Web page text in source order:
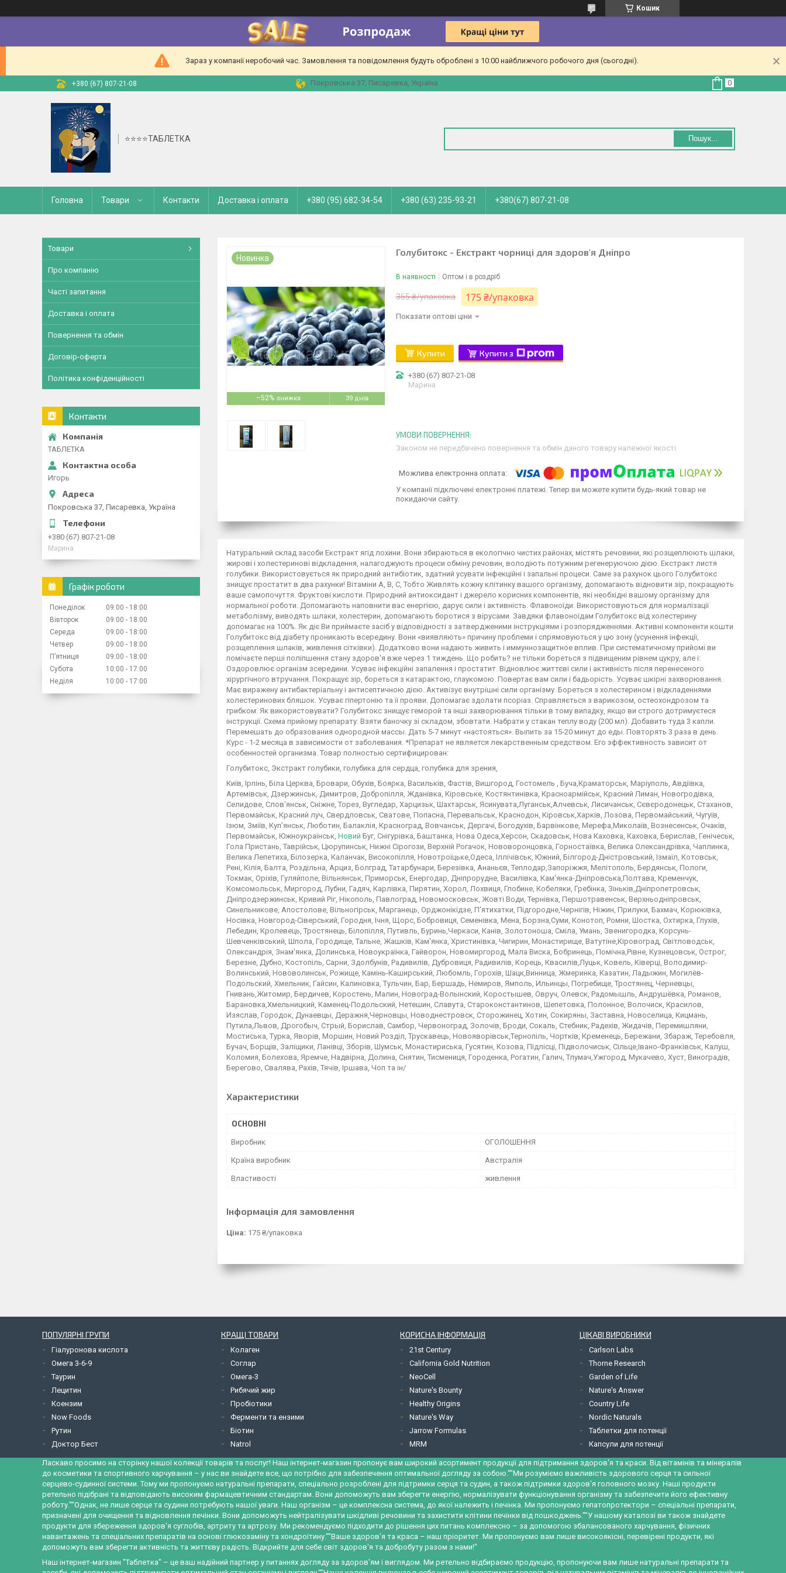
Кошик
Зараз у компанії неробочий час. Замовлення та повідомлення будуть оброблені з 10:00 найближчого робочого дня (сьогодні).
+380 (67) 807-21-08 Покровська 37, Писаревка, Україна
⭐⭐⭐⭐ТАБЛЕТКА Пошук...
Головна Товари Контакти Доставка і оплата +380 (95) 682-34-54 +380 (63) 235-93-21 +380(67) 807-21-08
–52% 39 днів
Новинка
Голубитокс - Екстракт чорниці для здоров'я Дніпро
В наявності Оптом і в роздріб
365 ₴/упаковка 175 ₴/упаковка
Показати оптові ціни
Купити Купити з
+380 (67) 807-21-08
Марина
Законом не передбачено повернення та обмін даного товару належної якості
У компанії підключені електронні платежі. Тепер ви можете купити будь-який товар не
покидаючи сайту.
Натуральний склад засоби Екстракт ягід лохини. Вони збираються в екологічно чистих районах, містять речовини, які розщеплюють шлаки,
жирові і холестеринові відкладення, налагоджують процеси обміну речовин, володіють потужним регенеруючою дією. Екстракт листя
голубики. Використовується як природний антибіотик, здатний усувати інфекційні і запальні процеси. Саме за рахунок цього Голубитокс
знищує простатит в два рахунки! Вітаміни А, В, С, Тобто Живлять кожну клітинку вашого організму, допомагають відновити зір, покращують
ваше самопочуття. Фруктові кислоти. Природний антиоксидант і джерело корисних компонентів, які необхідні вашому організму для
нормальної роботи. Допомагають наповнити вас енергією, дарує сили і активність. Флавоноїди. Використовуються для нормалізації
метаболізму, виводять шлаки, холестерин, допомагають боротися з вірусами. Завдяки флавоноїдам Голубитокс від холестерину
допомагає на 100%. Як діє Ви приймаєте засіб у відповідності з затвердженими інструкціями і розпорядженнями. Активні компоненти кошти
Голубитокс від діабету проникають всередину. Вони «виявляють» причину проблеми і спрямовуються у цю зону (усунення інфекції,
розщеплення шлаків, живлення сітківки). Додатково вони надають живить і иммуннозащитное вплив. При систематичному прийомі ви
помічаєте перші поліпшення стану здоров'я вже через 1 тиждень. Що робить? не тільки бореться з підвищеним рівнем цукру, але і:
Оздоровлює організм зсередини. Усуває інфекційні запалення і простатит. Відновлює життєві сили і активність після перенесеного
хірургічного втручання. Покращує зір, бореться з катарактою, глаукомою. Повертає вам сили і бадьорість. Усуває шкірні захворювання.
Має виражену антибактеріальну і антисептичною дією. Активізує внутрішні сили організму. Бореться з холестерином і відкладеннями
холестеринових бляшок. Усуває гіпертонію та її прояви. Допомагає здолати псоріаз. Справляється з варикозом, остеохондрозом та
грибком. Як використовувати? Голубитокс знищує геморой та інші захворювання тільки в тому випадку, якщо ви строго дотримуєтеся
інструкції. Схема прийому препарату: Взяти баночку зі складом, збовтати. Набрати у стакан теплу воду (200 мл). Добавить туда 3 капли.
Перемешать до образования однородной массы. Дать 5-7 минут «настояться». Выпить за 15-20 минут до еды. Повторять 3 раза в день.
Курс - 1-2 месяца в зависимости от заболевания. *Препарат не является лекарственным средством. Его эффективность зависит от
особенностей организма. Товар полностью сертифицирован:
Голубитокс, Экстракт голубики, голубика для сердца, голубика для зрения,
Київ, Ірпінь, Біла Церква, Бровари, Обухів, Боярка, Васильків, Фастів, Вишгород, Гостомель , Буча,Краматорськ, Маріуполь, Авдіївка,
Артемівськ, Дзержинськ, Димитров, Добропілля, Жданівка, Кіровське, Костянтинівка, Красноармійськ, Красний Лиман, Новогродівка,
Селидове, Слов'янськ, Сніжне, Торез, Вугледар, Харцизьк, Шахтарськ, Ясинувата,Луганськ,Алчевськ, Лисичанськ, Сєвєродонецьк, Стаханов,
Первомайськ, Красний луч, Свердловськ, Сватове, Попасна, Перевальськ, Краснодон, Кіровськ,Харків, Лозова, Первомайський, Чугуїв,
Ізюм, Зміїв, Куп'янськ, Люботин, Балаклія, Красноград, Вовчанськ, Дергачі, Богодухів, Барвінкове, Мерефа,Миколаїв, Вознесенськ, Очаків,
Первомайськ, Южноукраїнськ, Новий Буг, Снігурівка, Баштанка, Нова Одеса,Херсон, Скадовськ, Нова Каховка, Каховка, Берислав, Генічеськ,
Гола Пристань, Таврійськ, Цюрупинськ, Нижні Сірогози, Верхній Рогачок, Нововоронцовка, Горностаївка, Велика Олександрівка, Чаплинка,
Велика Лепетиха, Білозерка, Каланчак, Високопілля, Новотроїцьке,Одеса, Іллічівськ, Южний, Білгород-Дністровський, Ізмаїл, Котовськ,
Рені, Кілія, Балта, Роздільна, Арциз, Болград, Татарбунари, Березівка, Ананьєв, Теплодар,Запоріжжя, Мелітополь, Бердянськ, Пологи,
Токмак, Оріхів, Гуляйполе, Вільнянськ, Приморськ, Енергодар, Дніпрорудне, Василівка, Кам'янка-Дніпровська,Полтава, Кременчук,
Комсомольськ, Миргород, Лубни, Гадяч, Карлівка, Пирятин, Хорол, Лохвиця, Глобине, Кобеляки, Гребінка, Зіньків,Дніпропетровськ,
Дніпродзержинськ, Кривий Ріг, Нікополь, Павлоград, Новомосковськ, Жовті Води, Тернівка, Першотравенськ, Верхньодніпровськ,
Синельникове, Апостолове, Вільногірськ, Марганець, Орджонікідзе, П'ятихатки, Підгородне,Чернігів, Ніжин, Прилуки, Бахмач, Корюківка,
Носівка, Новгород-Сіверський, Городня, Ічня, Щорс, Бобровиця, Семенівка, Мена, Борзна,Суми, Конотоп, Ромни, Шостка, Охтирка, Глухів,
Лебедин, Кролевець, Тростянець, Білопілля, Путивль, Буринь,Черкаси, Канів, Золотоноша, Сміла, Умань, Звенигородка, Корсунь-
Шевченківський, Шпола, Городище, Тальне, Жашків, Кам'янка, Христинівка, Чигирин, Монастирище, Ватутіне,Кіровоград, Світловодськ,
Олександрія, Знам'янка, Долинська, Новоукраїнка, Гайворон, Новомиргород, Мала Виска, Бобринець, Помічна,Рівне, Кузнецовськ, Острог,
Березне, Дубно, Костопіль, Сарни, Здолбунів, Радивилів, Дубровиця, Радивилів, Корець, Квасилів,Луцьк, Ковель, Ківерці, Володимир-
Волинський, Нововолинськ, Рожище, Камінь-Каширський, Любомль, Горохів, Шацк,Винница, Жмеринка, Казатин, Ладыжин, Могилёв-
Подольский, Хмельник, Гайсин, Калиновка, Тульчин, Бар, Бершадь, Немиров, Ямполь, Ильинцы, Погребище, Тростянец, Черневцы,
Гнивань,Житомир, Бердичев, Коростень, Малин, Новоград-Волынский, Коростышев, Овруч, Олевск, Радомышль, Андрушёвка, Романов,
Барановка,Хмельницкий, Каменец-Подольский, Нетешин, Славута, Староконстантинов, Шепетовка, Полонное, Волочиск, Красилов,
Изяслав, Городок, Дунаевцы, Деражня,Черновцы, Новоднестровск, Сторожинец, Хотин, Сокиряны, Заставна, Новоселица, Кицмань,
Путила,Львов, Дрогобыч, Стрый, Борислав, Самбор, Червоноград, Золочів, Броди, Сокаль, Стебник, Радехів, Жидачів, Перемишляни,
Мостиська, Турка, Яворів, Моршин, Новий Розділ, Трускавець, Новояворівськ,Тернопіль, Чортків, Кременець, Бережани, Збараж, Теребовля,
Бучач, Борщів, Заліщики, Ланівці, Зборів, Шумськ, Монастириська, Гусятин, Козова, Підлісці, Підволочиськ, Сільце,Івано-Франківськ, Калуш,
Коломия, Болехова, Яремче, Надвірна, Долина, Снятин, Тисмениця, Городенка, Рогатин, Галич, Тлумач,Ужгород, Мукачево, Хуст, Виноградів,
Берегово, Свалява, Рахів, Тячів, Іршава, Чоп та ін/
Характеристики
ОСНОВНІ
Виробник ОГОЛОШЕННЯ
Країна виробник Австралія
Властивості живлення
Інформація для замовлення
Ціна: 175 ₴/упаковка
Товари
Про компанію
Часті запитання
Доставка і оплата
Повернення та обмін
Договір-оферта
Політика конфіденційності
Контакти
ТАБЛЕТКА
Игорь
Покровська 37, Писаревка, Україна
+380 (67) 807-21-08
Марина
Графік роботи
Понеділок 09:00
18:00
Вівторок
09:00
18:00
Середа
09:00
18:00
Четвер
09:00
18:00
Пʼятниця
09:00
18:00
Субота
10:00
17:00
Неділя
10:00 17:00
ПОПУЛЯРНІ ГРУПИ
Гіалуронова кислота
Омега 3-6-9
Таурин
Лецитин
Коензим
Now Foods
Рутин
Доктор Бест
КРАЩІ ТОВАРИ
Колаген
Соглар
Омега-3
Рибячий жир
Пробіотики
Ферменти та ензими
Біотин
Natrol
КОРИСНА ІНФОРМАЦІЯ
21st Century
California Gold Nutrition
NeoCell
Nature's Bounty
Healthy Origins
Nature's Way
Jarrow Formulas
MRM
ЦІКАВІ ВИРОБНИКИ
Carlson Labs
Thorne Research
Garden of Life
Nature's Answer
Country Life
Nordic Naturals
Таблетки для потенції
Капсули для потенції
Ласкаво просимо на сторінку нашої колекції товарів та послуг! Наш інтернет-магазин пропонує вам широкий асортимент продукції для підтримання здоров'я та краси. Від вітамінів та мінералів
до косметики та спортивного харчування – у нас ви знайдете все, що потрібно для забезпечення оптимальної догляду за собою.""Ми розуміємо важливість здорового серця та сильної
серцево-судинної системи. Тому ми пропонуємо натуральні препарати, спеціально розроблені для підтримки серця та судин, а також підтримки здоров'я головного мозку. Наші продукти
ретельно підібрані та відповідають високим фармацевтичним стандартам. Вони допоможуть вам зберегти енергію, нормалізувати функціонування організму та забезпечити його ефективну
роботу.""Однак, не лише серце та судини потребують нашої уваги. Наш організм – це комплексна система, до якої належить і печінка. Ми пропонуємо гепатопротектори – спеціальні препарати,
призначені для очищення та відновлення печінки. Вони допоможуть нейтралізувати шкідливі речовини та захистити клітини печінки від пошкоджень.""У нашому каталозі ви також знайдете
продукти для збереження здоров'я суглобів, артриту та артрозу. Ми рекомендуємо підходити до рішення цих питань комплексно – за допомогою збалансованого харчування, фізичних
навантажень та спеціальних препаратів на основі глюкозаміну та хондроїтину.""Ваше здоров'я та краса – наш пріоритет. Ми пропонуємо вам лише високоякісні, перевірені продукти, які
допоможуть вам зберегти активність та життєву радість. Відкрийте для себе світ здоров'я та добробуту разом з нами!"
Наш інтернет-магазин "Таблетка" – це ваш надійний партнер у питаннях догляду за здоров'ям і виглядом. Ми ретельно відбираємо продукцію, пропонуючи вам лише натуральні препарати та